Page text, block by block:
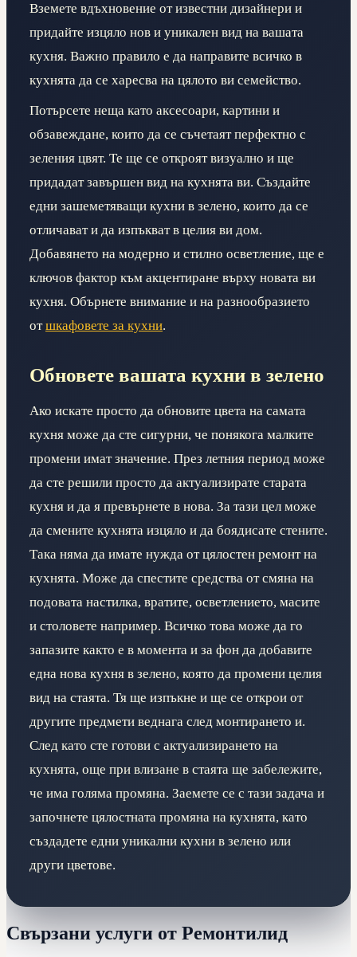
Вземете вдъхновение от известни дизайнери и
придайте изцяло нов и уникален вид на вашата
кухня. Важно правило е да направите всичко в
кухнята да се харесва на цялото ви семейство.
Потърсете неща като аксесоари, картини и
обзавеждане, които да се съчетаят перфектно с
зеления цвят. Те ще се откроят визуално и ще
придадат завършен вид на кухнята ви. Създайте
едни зашеметяващи кухни в зелено, които да се
отличават и да изпъкват в целия ви дом.
Добавянето на модерно и стилно осветление, ще е
ключов фактор към акцентиране върху новата ви
кухня. Обърнете внимание и на разнообразието
отшкафовете за кухни.
Обновете вашата кухни в зелено
Ако искате просто да обновите цвета на самата
кухня може да сте сигурни, че понякога малките
промени имат значение. През летния период може
да сте решили просто да актуализирате старата
кухня и да я превърнете в нова. За тази цел може
да смените кухнята изцяло и да боядисате стените.
Така няма да имате нужда от цялостен ремонт на
кухнята. Може да спестите средства от смяна на
подовата настилка, вратите, осветлението, масите
и столовете например. Всичко това може да го
запазите както е в момента и за фон да добавите
една нова кухня в зелено, която да промени целия
вид на стаята. Тя ще изпъкне и ще се открои от
другите предмети веднага след монтирането и.
След като сте готови с актуализирането на
кухнята, още при влизане в стаята ще забележите,
че има голяма промяна. Заемете се с тази задача и
започнете цялостната промяна на кухнята, като
създадете едни уникални кухни в зелено или
други цветове.
Свързани услуги от Ремонтилид